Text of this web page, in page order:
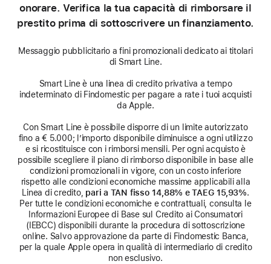
onorare. Verifica la tua capacità di rimborsare il
prestito prima di sottoscrivere un finanziamento.
Messaggio pubblicitario a fini promozionali dedicato ai titolari
di Smart Line.
Smart Line è una linea di credito privativa a tempo
indeterminato di Findomestic per pagare a rate i tuoi acquisti
da Apple.
Con Smart Line è possibile disporre di un limite autorizzato
fino a € 5.000; l’importo disponibile diminuisce a ogni utilizzo
e si ricostituisce con i rimborsi mensili. Per ogni acquisto è
possibile scegliere il piano di rimborso disponibile in base alle
condizioni promozionali in vigore, con un costo inferiore
rispetto alle condizioni economiche massime applicabili alla
Linea di credito, pari a TAN fisso 14,88% e TAEG 15,93%.
Per tutte le condizioni economiche e contrattuali, consulta le
Informazioni Europee di Base sul Credito ai Consumatori
(IEBCC) disponibili durante la procedura di sottoscrizione
online. Salvo approvazione da parte di Findomestic Banca,
per la quale Apple opera in qualità di intermediario di credito
non esclusivo.